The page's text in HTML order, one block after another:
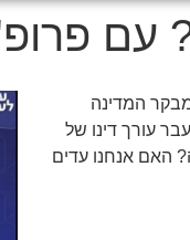
פרופ'
המדינה
עורך דינו של
האם אנחנו עדים